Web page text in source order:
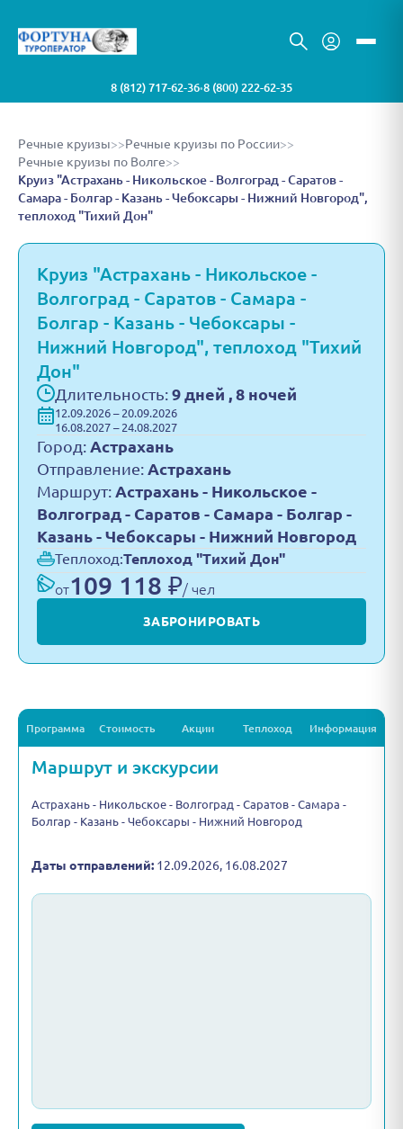
8 (812) 717-62-36•8 (800) 222-62-35
Речные круизы>>Речные круизы по России>>
Речные круизы по Волге>>
Круиз "Астрахань - Никольское - Волгоград - Саратов -
Самара - Болгар - Казань - Чебоксары - Нижний Новгород",
теплоход "Тихий Дон"
Круиз "Астрахань - Никольское -
Волгоград - Саратов - Самара -
Болгар - Казань - Чебоксары -
Нижний Новгород", теплоход "Тихий
Дон"
Длительность: 9 дней , 8 ночей
12.09.2026 – 20.09.2026
16.08.2027 – 24.08.2027
Город: Астрахань
Отправление: Астрахань
Маршрут: Астрахань - Никольское -
Волгоград - Саратов - Самара - Болгар -
Казань - Чебоксары - Нижний Новгород
Теплоход:Теплоход "Тихий Дон"
от109 118 ₽/ чел
ЗАБРОНИРОВАТЬ
Программа Стоимость Акции Теплоход Информация
Маршрут и экскурсии
Астрахань - Никольское - Волгоград - Саратов - Самара -
Болгар - Казань - Чебоксары - Нижний Новгород
Даты отправлений: 12.09.2026, 16.08.2027